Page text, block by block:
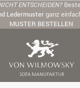
ENTSCHEIDEN?
Ledermusterganz
MUSTER BESTELLEN